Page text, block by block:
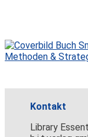
Kontakt
Library